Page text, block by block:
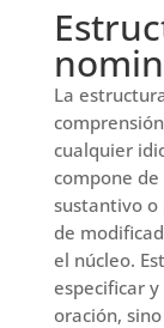
La
cualquier
compone
sustantivo o
de
el núcleo.
especificar
oración,